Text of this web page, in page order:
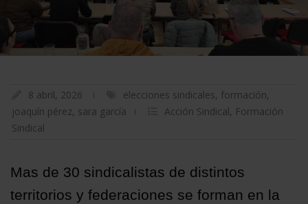
8 abril, 2026 elecciones sindicales, formación,
joaquín pérez, sara garcía Acción Sindical, Formación
Sindical
Mas de 30 sindicalistas de distintos
territorios y federaciones se forman en la